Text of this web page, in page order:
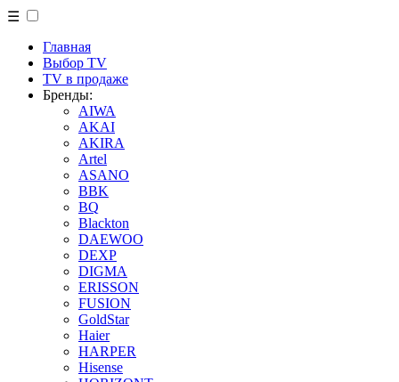
☰
Главная
Выбор TV
TV в продаже
Бренды:
AIWA
AKAI
AKIRA
Artel
ASANO
BBK
BQ
Blackton
DAEWOO
DEXP
DIGMA
ERISSON
FUSION
GoldStar
Haier
HARPER
Hisense